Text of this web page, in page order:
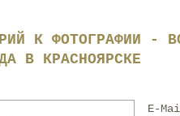
К ФОТОГРАФИИ -
В КРАСНОЯРСКЕ
E-